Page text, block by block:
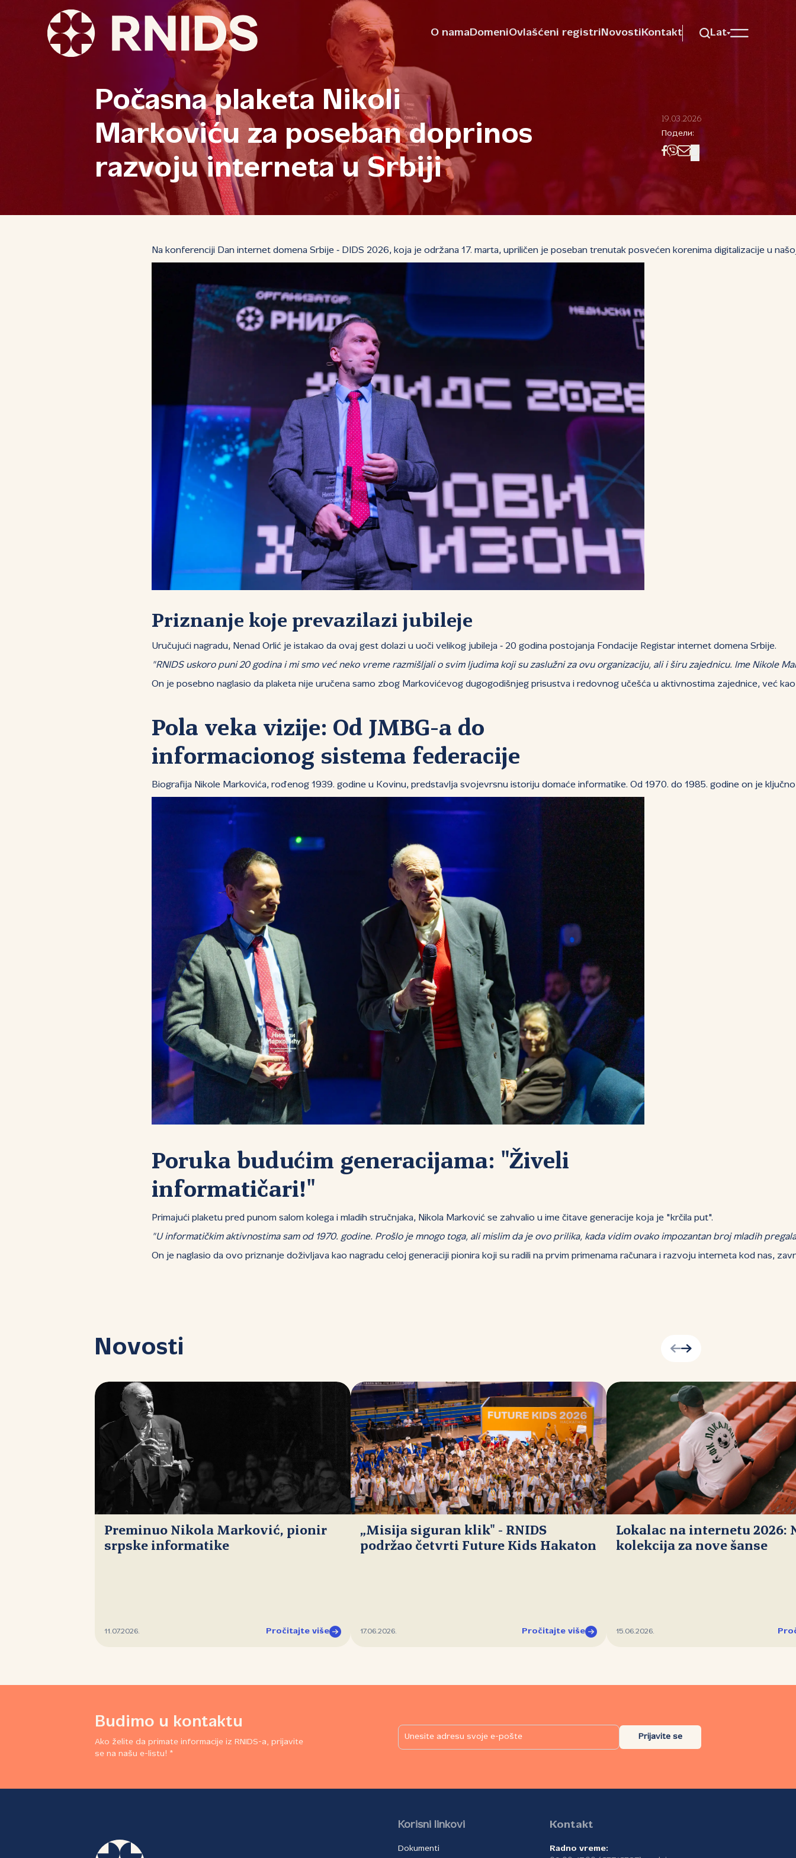
O nama DomeniOvlašćeni registri Novosti Kontakt Lat
Počasna plaketa Nikoli
Markoviću za poseban doprinos
razvoju interneta u Srbiji
19.03.2026
Подели:
Na konferenciji Dan internet domena Srbije ‑ DIDS 2026, koja je održana 17. marta, upriličen je poseban trenutak posvećen korenima digitalizacije u
Priznanje koje prevazilazi jubileje
Uručujući nagradu, Nenad Orlić je istakao da ovaj gest dolazi u uoči velikog jubileja ‑ 20 godina postojanja Fondacije Registar internet domena Srbije.
"RNIDS uskoro puni 20 godina i mi smo već neko vreme razmišljali o svim ljudima koji su zaslužni za ovu organizaciju, ali i širu zajednicu. Ime Nikole
On je posebno naglasio da plaketa nije uručena samo zbog Markovićevog dugogodišnjeg prisustva i redovnog učešća u aktivnostima zajednice, već
Pola veka vizije: Od JMBG-a do
informacionog sistema federacije
Biografija Nikole Markovića, rođenog 1939. godine u Kovinu, predstavlja svojevrsnu istoriju domaće informatike. Od 1970. do 1985. godine on je
Poruka budućim generacijama: "Živeli
informatičari!"
Primajući plaketu pred punom salom kolega i mladih stručnjaka, Nikola Marković se zahvalio u ime čitave generacije koja je "krčila put".
"U informatičkim aktivnostima sam od 1970. godine. Prošlo je mnogo toga, ali mislim da je ovo prilika, kada vidim ovako impozantan broj mladih
On je naglasio da ovo priznanje doživljava kao nagradu celoj generaciji pionira koji su radili na prvim primenama računara i razvoju interneta kod nas,
Novosti
Preminuo Nikola Marković, pionir
srpske informatike
11.07.2026. Pročitajte više
„Misija siguran klik" - RNIDS
podržao četvrti Future Kids Hakaton
17.06.2026. Pročitajte više
Lokalac na internetu 2026:
kolekcija za nove šanse
15.06.2026.
Budimo u kontaktu
Ako želite da primate informacije iz RNIDS-a, prijavite
se na našu e-listu! *
Prijavite se
Korisni linkovi
Dokumenti
Kontakt
Radno vreme: